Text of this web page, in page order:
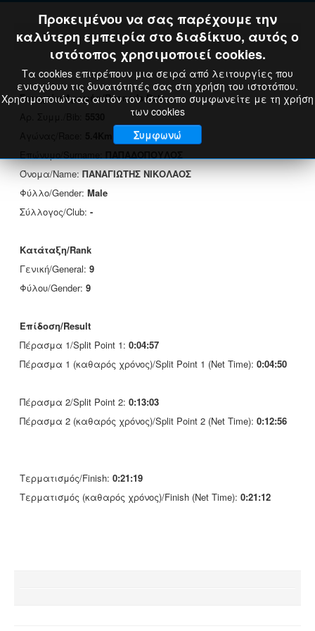
Στοιχεία Δρομέα/Runner's Data
Όνομα/Name:ΠΑΝΑΓΙΩΤΗΣ ΝΙΚΟΛΑΟΣ
Φύλλο/Gender: Male
Σύλλογος/Club: -
Κατάταξη/Rank
Γενική/General: 9
Φύλου/Gender: 9
Επίδοση/Result
Πέρασμα 1/Split Point 1: 0:04:57
Πέρασμα 1 (καθαρός χρόνος)/Split Point 1 (Net Time): 0:04:50
Πέρασμα 2/Split Point 2: 0:13:03
Πέρασμα 2 (καθαρός χρόνος)/Split Point 2 (Net Time): 0:12:56
Τερματισμός/Finish: 0:21:19
Τερματισμός (καθαρός χρόνος)/Finish (Net Time): 0:21:12
Προκειμένου να σας παρέχουμε την
καλύτερη εμπειρία στο διαδίκτυο, αυτός ο
ιστότοπος χρησιμοποιεί cookies.
Τα cookies επιτρέπουν μια σειρά από λειτουργίες που
ενισχύουν τις δυνατότητές σας στη χρήση του ιστοτόπου.
Χρησιμοποιώντας αυτόν τον ιστότοπο συμφωνείτε με τη χρήση
των cookies
Συμφωνώ